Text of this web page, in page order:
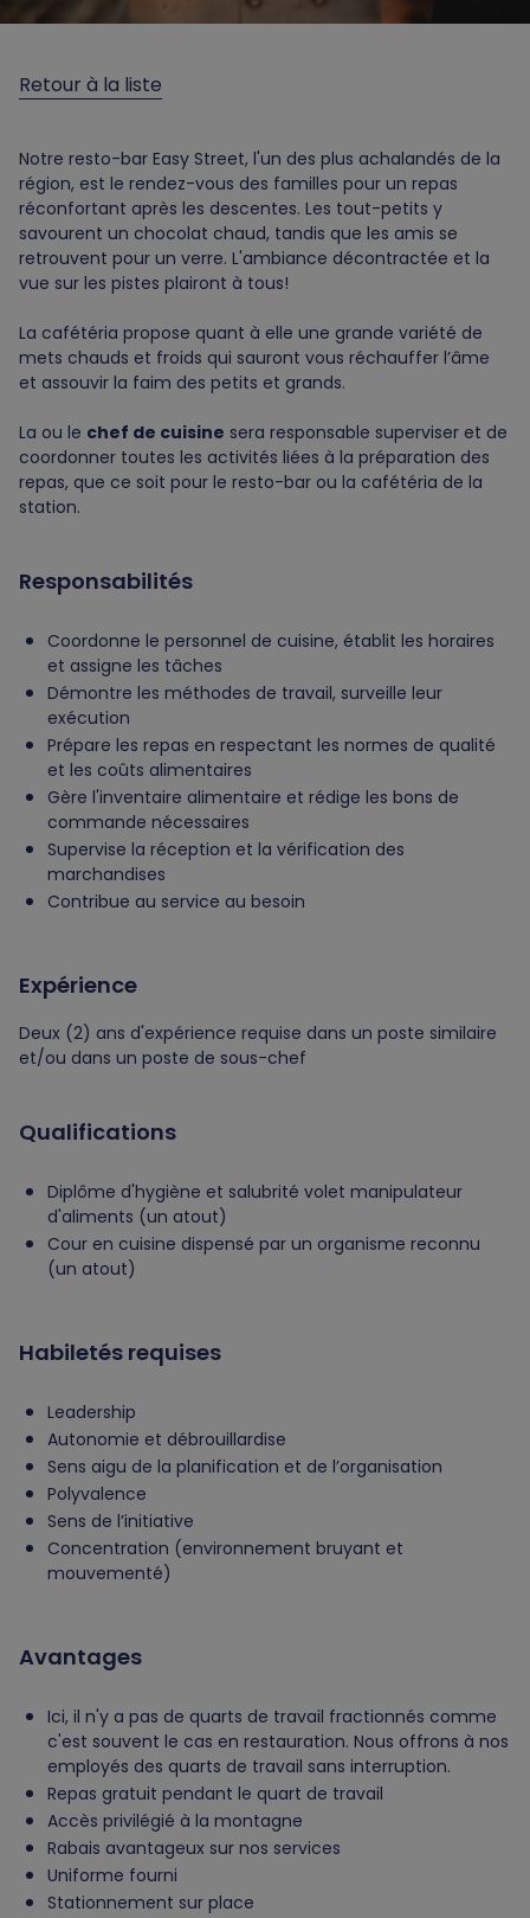
Retour à la liste
Notre resto-bar Easy Street, l'un des plus achalandés de la
région, est le rendez-vous des familles pour un repas
réconfortant après les descentes. Les tout-petits y
savourent un chocolat chaud, tandis que les amis se
retrouvent pour un verre. L'ambiance décontractée et la
vue sur les pistes plairont à tous!
La cafétéria propose quant à elle une grande variété de
mets chauds et froids qui sauront vous réchauffer l’âme
et assouvir la faim des petits et grands.
La ou le chef de cuisine sera responsable superviser et de
coordonner toutes les activités liées à la préparation des
repas, que ce soit pour le resto-bar ou la cafétéria de la
station.
Responsabilités
Coordonne le personnel de cuisine, établit les horaires
et assigne les tâches
Démontre les méthodes de travail, surveille leur
exécution
Prépare les repas en respectant les normes de qualité
et les coûts alimentaires
Gère l'inventaire alimentaire et rédige les bons de
commande nécessaires
Supervise la réception et la vérification des
marchandises
Contribue au service au besoin
Expérience
Deux (2) ans d'expérience requise dans un poste similaire
et/ou dans un poste de sous-chef
Qualifications
Diplôme d'hygiène et salubrité volet manipulateur
d'aliments (un atout)
Cour en cuisine dispensé par un organisme reconnu
(un atout)
Habiletés requises
Leadership
Autonomie et débrouillardise
Sens aigu de la planification et de l’organisation
Polyvalence
Sens de l’initiative
Concentration (environnement bruyant et
mouvementé)
Avantages
Ici, il n'y a pas de quarts de travail fractionnés comme
c'est souvent le cas en restauration. Nous offrons à nos
employés des quarts de travail sans interruption.
Repas gratuit pendant le quart de travail
Accès privilégié à la montagne
Rabais avantageux sur nos services
Uniforme fourni
Stationnement sur place